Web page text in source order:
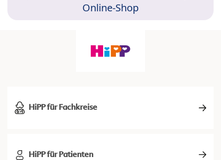
Online-Shop
HiPP für Fachkreise
HiPP für Patienten